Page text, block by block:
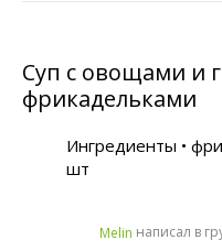
Суп с овощами и
фрикадельками
Ингредиенты •
шт
Melin написал в